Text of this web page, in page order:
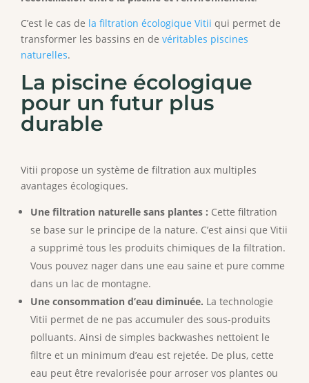
C’est le cas de la filtration écologique Vitii qui permet de
transformer les bassins en de véritables piscines
naturelles.
La piscine écologique
pour un futur plus
durable
Vitii propose un système de filtration aux multiples
avantages écologiques.
Une filtration naturelle sans plantes : Cette filtration
se base sur le principe de la nature. C’est ainsi que Vitii
a supprimé tous les produits chimiques de la filtration.
Vous pouvez nager dans une eau saine et pure comme
dans un lac de montagne.
Une consommation d’eau diminuée. La technologie
Vitii permet de ne pas accumuler des sous-produits
polluants. Ainsi de simples backwashes nettoient le
filtre et un minimum d’eau est rejetée. De plus, cette
eau peut être revalorisée pour arroser vos plantes ou